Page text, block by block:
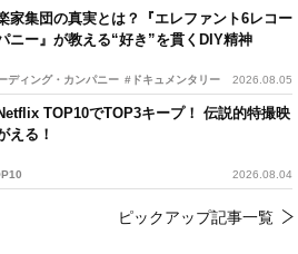
家集団の真実とは？『エレファント6レコー
ニー』が教える“好き”を貫くDIY精神
ディング・カンパニー #ドキュメンタリー 2026.08.05
TOP10でTOP3キープ！ 伝説的特撮映
える！
2026.08.04
ピックアップ記事一覧